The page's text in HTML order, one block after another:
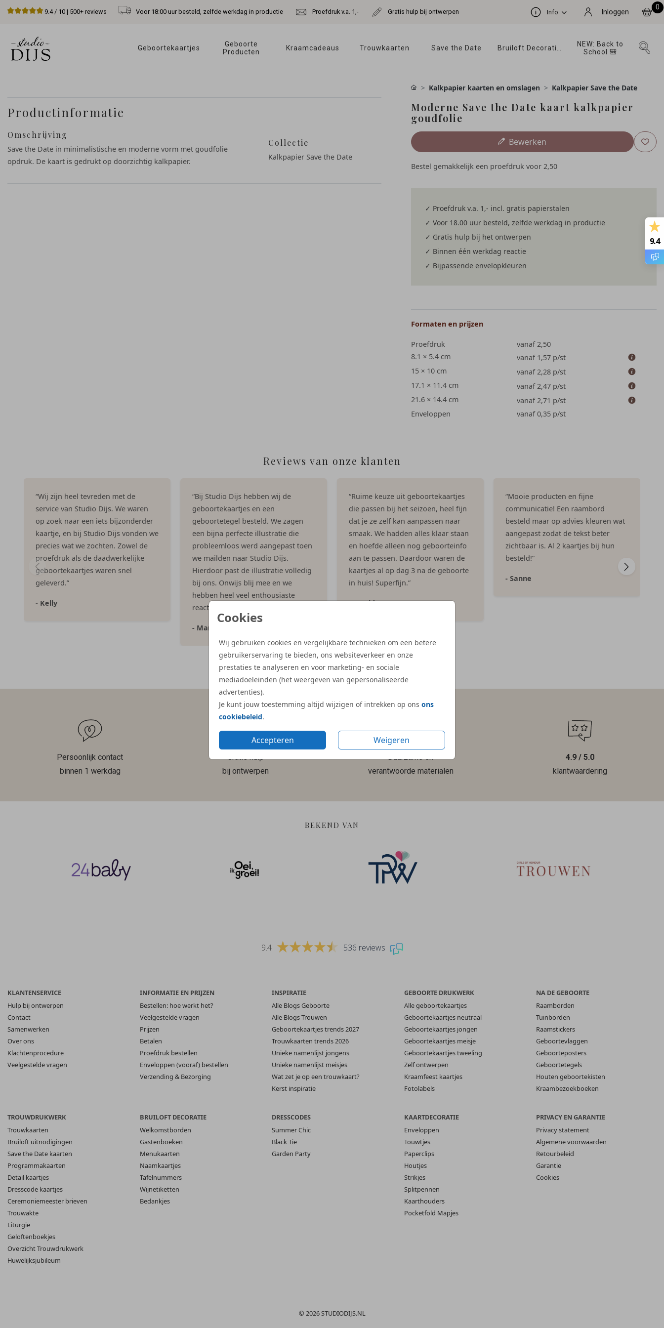
9.4/ 10 | 500+ reviews Voor 18:00 uur besteld, zelfde werkdag in productie Proefdruk v.a. 1,- Gratis hulp bij ontwerpen Info Inloggen
0
Geboortekaartjes
Geboorte
Producten
Kraamcadeaus Trouwkaarten Save the Date
NEW: Back to
School 🎒
Cookies
Wij gebruiken cookies en vergelijkbare technieken om een betere
gebruikerservaring te bieden, ons websiteverkeer en onze
prestaties te analyseren en voor marketing- en sociale
mediadoeleinden (het weergeven van gepersonaliseerde
advertenties).
Je kunt jouw toestemming altijd wijzigen of intrekken op ons ons
cookiebeleid.
Accepteren Weigeren
Productinformatie
Omschrijving
Save the Date in minimalistische en moderne vorm met goudfolie
opdruk. De kaart is gedrukt op doorzichtig kalkpapier.
Collectie
Kalkpapier Save the Date
Kalkpapier kaarten en omslagen Kalkpapier Save the Date
Moderne Save the Date kaart kalkpapier
goudfolie
Bewerken
Bestel gemakkelijk een proefdruk voor 2,50
✓ Proefdruk v.a. 1,- incl. gratis papierstalen
✓ Voor 18.00 uur besteld, zelfde werkdag in productie
✓ Gratis hulp bij het ontwerpen
✓ Binnen één werkdag reactie
✓ Bijpassende envelopkleuren
Formaten en prijzen
Proefdruk
vanaf 2,50
8.1 × 5.4 cm
vanaf 1,57 p/st
15 × 10 cm
vanaf 2,28 p/st
17.1 × 11.4 cm
vanaf 2,47 p/st
21.6 × 14.4 cm
vanaf 2,71 p/st
Enveloppen
vanaf 0,35 p/st
9.4
Reviews van onze klanten
“Wij zijn heel tevreden met de
service van Studio Dijs. We waren
op zoek naar een iets bijzonderder
kaartje, en bij Studio Dijs vonden we
precies wat we zochten. Zowel de
proefdruk als de daadwerkelijke
geboortekaartjes waren snel
geleverd.”
- Kelly
“Bij Studio Dijs hebben wij de
geboortekaartjes en een
geboortetegel besteld. We zagen
een bijna perfecte illustratie die
probleemloos werd aangepast toen
we mailden naar Studio Dijs.
Hierdoor past de illustratie volledig
bij ons. Onwijs blij mee en we
hebben heel veel enthousiaste
reacties gekregen op het kaartje!”
- Marloes
“Ruime keuze uit geboortekaartjes
die passen bij het seizoen, heel fijn
dat je ze zelf kan aanpassen naar
smaak. We hadden alles klaar staan
en hoefde alleen nog geboorteinfo
aan te passen. Daardoor waren de
kaartjes al op dag 3 na de geboorte
in huis! Superfijn.”
- Ingrid
“Mooie producten en fijne
communicatie! Een raambord
besteld maar op advies kleuren wat
aangepast zodat de tekst beter
zichtbaar is. Al 2 kaartjes bij hun
besteld!”
- Sanne
Meer reviews
Persoonlijk contact
binnen 1 werkdag
Gratis hulp
bij ontwerpen
Duurzame en
verantwoorde materialen
4.9 / 5.0
klantwaardering
BEKEND VAN
9.4 536 reviews
KLANTENSERVICE
Hulp bij ontwerpen
Contact
Samenwerken
Over ons
Klachtenprocedure
Veelgestelde vragen
INFORMATIE EN PRIJZEN
Bestellen: hoe werkt het?
Veelgestelde vragen
Prijzen
Betalen
Proefdruk bestellen
Enveloppen (vooraf) bestellen
Verzending & Bezorging
INSPIRATIE
Alle Blogs Geboorte
Alle Blogs Trouwen
Geboortekaartjes trends 2027
Trouwkaarten trends 2026
Unieke namenlijst jongens
Unieke namenlijst meisjes
Wat zet je op een trouwkaart?
Kerst inspiratie
GEBOORTE DRUKWERK
Alle geboortekaartjes
Geboortekaartjes neutraal
Geboortekaartjes jongen
Geboortekaartjes meisje
Geboortekaartjes tweeling
Zelf ontwerpen
Kraamfeest kaartjes
Fotolabels
NA DE GEBOORTE
Raamborden
Tuinborden
Raamstickers
Geboortevlaggen
Geboorteposters
Geboortetegels
Houten geboortekisten
Kraambezoekboeken
TROUWDRUKWERK
Trouwkaarten
Bruiloft uitnodigingen
Save the Date kaarten
Programmakaarten
Detail kaartjes
Dresscode kaartjes
Ceremoniemeester brieven
Trouwakte
Liturgie
Geloftenboekjes
Overzicht Trouwdrukwerk
Huwelijksjubileum
BRUILOFT DECORATIE
Welkomstborden
Gastenboeken
Menukaarten
Naamkaartjes
Tafelnummers
Wijnetiketten
Bedankjes
DRESSCODES
Summer Chic
Black Tie
Garden Party
KAARTDECORATIE
Enveloppen
Touwtjes
Paperclips
Houtjes
Strikjes
Splitpennen
Kaarthouders
Pocketfold Mapjes
PRIVACY EN GARANTIE
Privacy statement
Algemene voorwaarden
Retourbeleid
Garantie
Cookies
© 2026 STUDIODIJS.NL